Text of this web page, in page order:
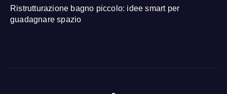
Ristrutturazione bagno piccolo: idee smart per
guadagnare spazio